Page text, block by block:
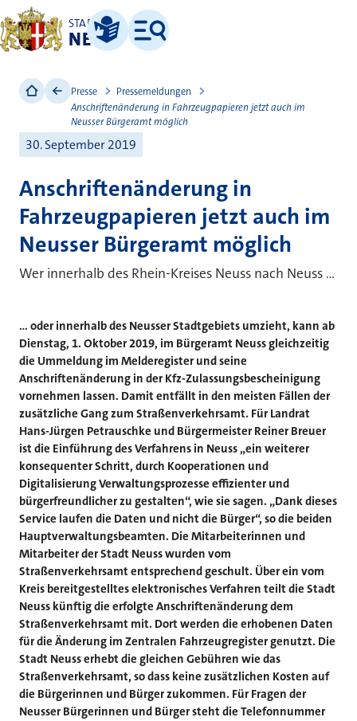
STADT
NEUSS
Leichte Sprache
Menü
Presse
Pressemeldungen
Anschriftenänderung in Fahrzeugpapieren jetzt auch im
Neusser Bürgeramt möglich
30. September 2019
Anschriftenänderung in
Fahrzeugpapieren jetzt auch im
Neusser Bürgeramt möglich
Wer innerhalb des Rhein-Kreises Neuss nach Neuss ...
... oder innerhalb des Neusser Stadtgebiets umzieht, kann ab
Dienstag, 1. Oktober 2019, im Bürgeramt Neuss gleichzeitig
die Ummeldung im Melderegister und seine
Anschriftenänderung in der Kfz-Zulassungsbescheinigung
vornehmen lassen. Damit entfällt in den meisten Fällen der
zusätzliche Gang zum Straßenverkehrsamt. Für Landrat
Hans-Jürgen Petrauschke und Bürgermeister Reiner Breuer
ist die Einführung des Verfahrens in Neuss „ein weiterer
konsequenter Schritt, durch Kooperationen und
Digitalisierung Verwaltungsprozesse effizienter und
bürgerfreundlicher zu gestalten“, wie sie sagen. „Dank dieses
Service laufen die Daten und nicht die Bürger“, so die beiden
Hauptverwaltungsbeamten. Die Mitarbeiterinnen und
Mitarbeiter der Stadt Neuss wurden vom
Straßenverkehrsamt entsprechend geschult. Über ein vom
Kreis bereitgestelltes elektronisches Verfahren teilt die Stadt
Neuss künftig die erfolgte Anschriftenänderung dem
Straßenverkehrsamt mit. Dort werden die erhobenen Daten
für die Änderung im Zentralen Fahrzeugregister genutzt. Die
Stadt Neuss erhebt die gleichen Gebühren wie das
Straßenverkehrsamt, so dass keine zusätzlichen Kosten auf
die Bürgerinnen und Bürger zukommen. Für Fragen der
Neusser Bürgerinnen und Bürger steht die Telefonnummer